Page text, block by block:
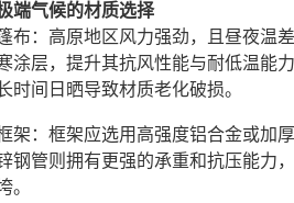
端气候的材质选择
布：高原地区风力强劲，且昼夜温
涂层，提升其抗风性能与耐低温能
时间日晒导致材质老化破损。
架：框架应选用高强度铝合金或加
钢管则拥有更强的承重和抗压能力
。